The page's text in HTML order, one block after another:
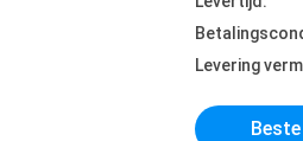
Levering